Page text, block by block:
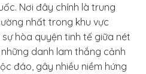
Nơi đây chính là trung
nhất trong khu vực
hòa quyện tinh tế giữa nét
danh lam thắng cảnh
đáo, gây nhiều niềm hứng